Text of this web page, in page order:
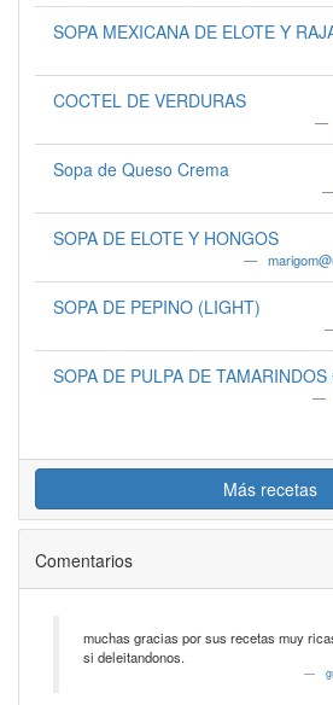
SOPA MEXICANA DE ELOTE Y
COCTEL DE VERDURAS
Sopa de Queso Crema
SOPA DE ELOTE Y HONGOS
SOPA DE PEPINO (LIGHT)
SOPA DE PULPA DE TAMARINDOS
Más recetas
Comentarios
muchas gracias por sus recetas muy
si deleitandonos.